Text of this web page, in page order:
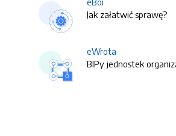
Jak załatwić sprawę?
eWrota
BIPy jednostek